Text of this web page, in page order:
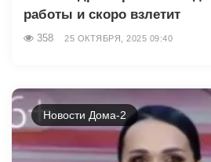
работы и скоро взлетит
358 25 ОКТЯБРЯ, 2025 09:40
Новости Дома-2